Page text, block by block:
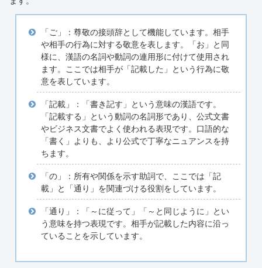
「ご」：尊敬の接頭辞として機能しています。相手
や相手の行為に対する敬意を表します。「お」と同
様に、漢語の名詞や動詞の連用形に付けて使用され
ます。ここでは相手が「記載した」という行為に敬
意を表しています。
「記載」：「書き記す」という意味の漢語です。
「記載する」という動詞の名詞形であり、公式文書
やビジネス文書でよく使われる表現です。口語的な
「書く」よりも、より公式で丁寧なニュアンスを持
ちます。
「の」：所有や関係を示す助詞で、ここでは「記
載」と「通り」を関連づける役割をしています。
「通り」：「～に従って」「～と同じように」とい
う意味を持つ表現です。相手が記載した内容に沿っ
ていることを示しています。